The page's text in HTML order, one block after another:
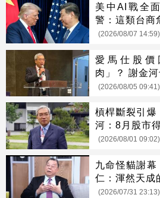
美中AI戰全
警：這類台商
(2026/08/07 14:59)
愛馬仕股價
肉」？ 謝金
(2026/08/05 09:41)
槓桿斷裂引爆
河：8月股市
(2026/08/01 09:02)
九命怪貓謝
仁：渾然天成
(2026/07/31 23:13)